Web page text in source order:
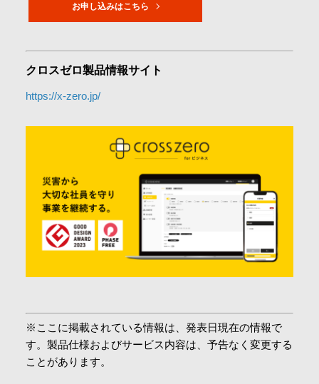
お申し込みはこちら​
クロスゼロ製品情報サイト
https://x-zero.jp/
※ここに掲載されている情報は、発表日現在の情報で
す。製品仕様およびサービス内容は、予告なく変更する
ことがあります。